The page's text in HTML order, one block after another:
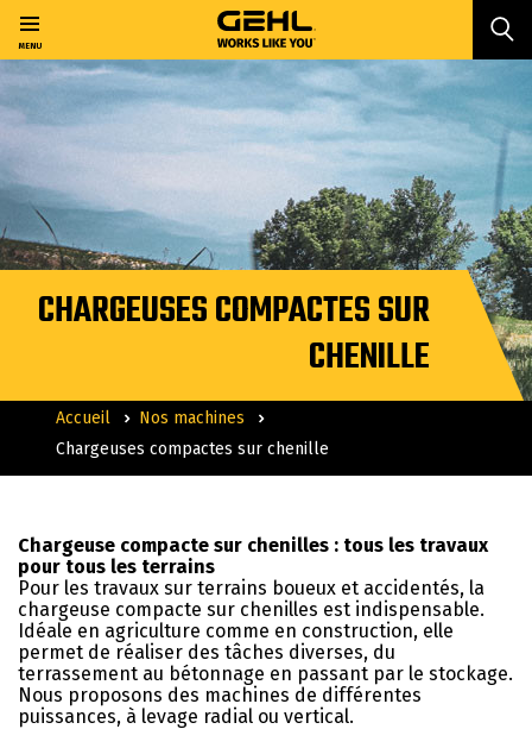
Passer
au
contenu
principal
MENU
CHARGEUSES COMPACTES SUR
CHENILLE
Accueil
Nos machines
Chargeuses compactes sur chenille
Chargeuse compacte sur chenilles : tous les travaux
pour tous les terrains
Pour les travaux sur terrains boueux et accidentés, la
chargeuse compacte sur chenilles est indispensable.
Idéale en agriculture comme en construction, elle
permet de réaliser des tâches diverses, du
terrassement au bétonnage en passant par le stockage.
Nous proposons des machines de différentes
puissances, à levage radial ou vertical.